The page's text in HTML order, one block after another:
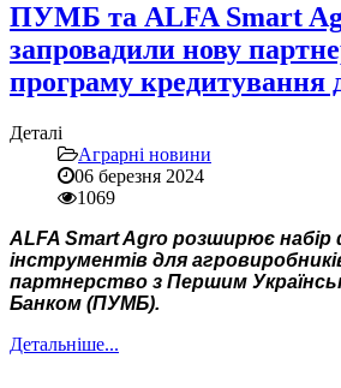
ПУМБ та ALFA Smart
запровадили нову
програму кредитування
Деталі
Аграрні новини
06 березня 2024
1069
ALFA Smart Agro розширює набір
інструментів для
партнерство з Першим
Банком (ПУМБ).
Детальніше...